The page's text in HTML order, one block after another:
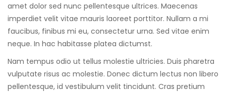
amet dolor sed nunc pellentesque ultrices. Maecenas
imperdiet velit vitae mauris laoreet porttitor. Nullam a mi
faucibus, finibus mi eu, consectetur urna. Sed vitae enim
neque. In hac habitasse platea dictumst.
Nam tempus odio ut tellus molestie ultricies. Duis pharetra
vulputate risus ac molestie. Donec dictum lectus non libero
pellentesque, id vestibulum velit tincidunt. Cras pretium